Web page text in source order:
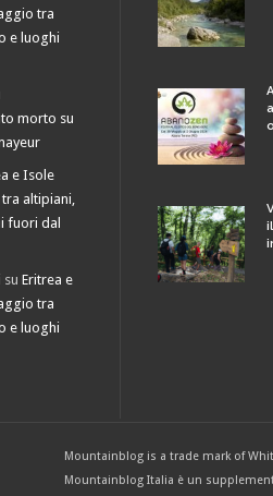
tra
e luoghi
morto su
e Isole
altipiani,
fuori dal
suEritrea e
tra
e luoghi
Mountainblog is a trade mark of
Mountainblog Italia è un